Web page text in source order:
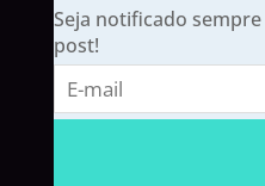
Seja notificado
post!
E-
mail